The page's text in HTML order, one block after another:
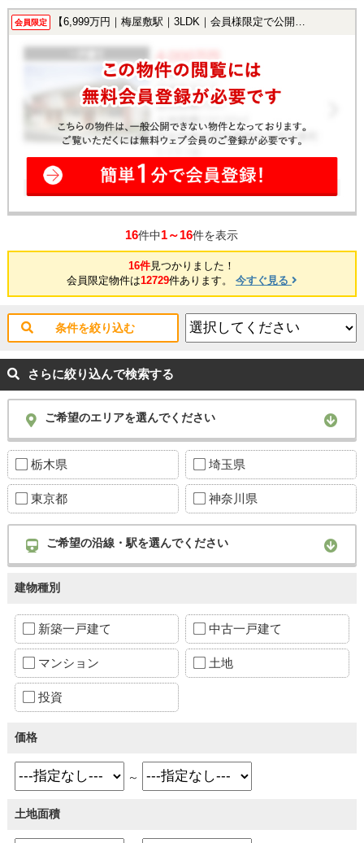
会員限定 【6,999万円｜梅屋敷駅｜3LDK｜会員様限定で公開中！】
16件中1～16件を表示
16件見つかりました！
会員限定物件は12729件あります。 今すぐ見る
条件を絞り込む
さらに絞り込んで検索する
ご希望のエリアを選んでください
栃木県 埼玉県
東京都 神奈川県
ご希望の沿線・駅を選んでください
建物種別
新築一戸建て 中古一戸建て
マンション 土地
投資
価格
～
土地面積